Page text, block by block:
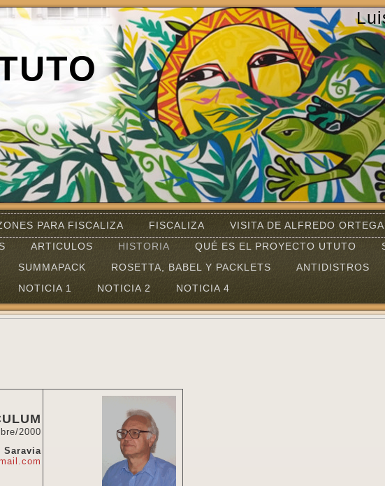
PARA FISCALIZA FISCALIZA VISITA DE ALFREDO ORTEGA
ARTICULOS HISTORIA QUÉ ES EL PROYECTO UTUTO
SUMMAPACK ROSETTA, BABEL Y PACKLETS ANTIDISTROS
NOTICIA 1 NOTICIA 2 NOTICIA 4
2000
Saravia